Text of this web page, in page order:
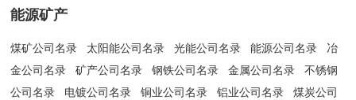
能源矿产
煤矿公司名录 太阳能公司名录 光能公司名录 能源公司名录
冶
金公司名录
矿产公司名录 钢铁公司名录 金属公司名录
不锈钢
公司名录
电镀公司名录 铜业公司名录 铝业公司名录
煤炭公司